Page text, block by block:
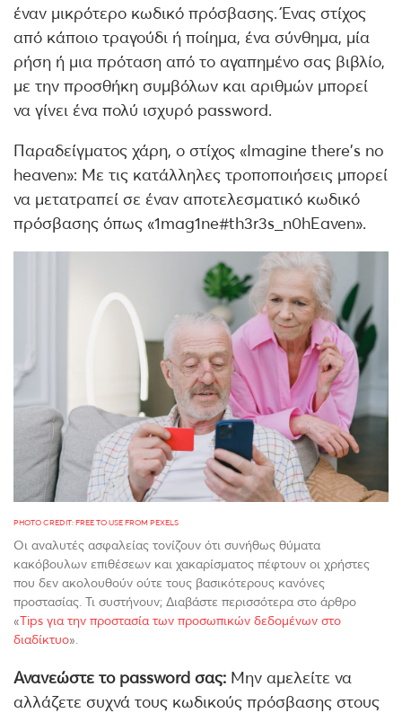
έναν μικρότερο κωδικό πρόσβασης. Ένας στίχος
από κάποιο τραγούδι ή ποίημα, ένα σύνθημα, μία
ρήση ή μια πρόταση από το αγαπημένο σας βιβλίο,
με την προσθήκη συμβόλων και αριθμών μπορεί
να γίνει ένα πολύ ισχυρό password.
Παραδείγματος χάρη, ο στίχος «Imagine there's no
heaven»: Με τις κατάλληλες τροποποιήσεις μπορεί
να μετατραπεί σε έναν αποτελεσματικό κωδικό
πρόσβασης όπως «1mag1ne#th3r3s_n0hΕaven».
PHOTO CREDIT: FREE TO USE FROM PEXELS
Οι αναλυτές ασφαλείας τονίζουν ότι συνήθως θύματα
κακόβουλων επιθέσεων και χακαρίσματος πέφτουν οι χρήστες
που δεν ακολουθούν ούτε τους βασικότερους κανόνες
προστασίας. Τι συστήνουν; Διαβάστε περισσότερα στο άρθρο
«Tips για την προστασία των προσωπικών δεδομένων στο
διαδίκτυο».
Ανανεώστε το password σας: Μην αμελείτε να
αλλάζετε συχνά τους κωδικούς πρόσβασης στους